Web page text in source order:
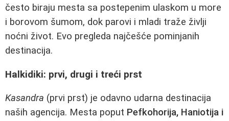
često biraju mesta sa postepenim ulaskom u more
i borovom šumom, dok parovi i mladi traže življi
noćni život. Evo pregleda najčešće pominjanih
destinacija.
Halkidiki: prvi, drugi i treći prst
Kasandra (prvi prst) je odavno udarna destinacija
naših agencija. Mesta poput Pefkohorija, Haniotija i